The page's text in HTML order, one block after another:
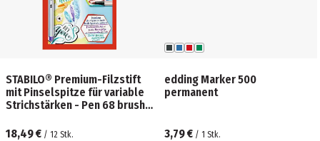
STABILO® Premium-Filzstift
mit Pinselspitze für variable
Strichstärken - Pen 68 brush -
verschiedenen
18,49 € / 12 Stk.
edding Marker 500
permanent
3,79 € / 1 Stk.